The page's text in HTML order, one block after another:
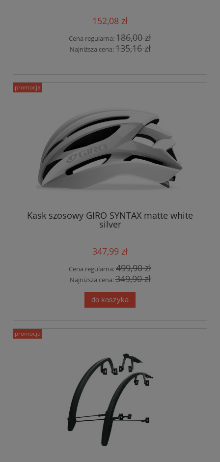
152,08 zł
Cena regularna:186,00 zł
Najniższa cena:135,16 zł
Kask szosowy GIRO SYNTAX matte white
silver
347,99 zł
Cena regularna:499,90 zł
Najniższa cena:349,90 zł
do koszyka
promocja
promocja